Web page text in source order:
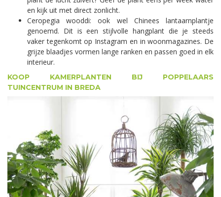
en kijk uit met direct zonlicht.
Ceropegia wooddi: ook wel Chinees lantaarnplantje
genoemd. Dit is een stijlvolle hangplant die je steeds
vaker tegenkomt op Instagram en in woonmagazines. De
grijze blaadjes vormen lange ranken en passen goed in elk
interieur.
KOOP KAMERPLANTEN BIJ POPPELAARS
TUINCENTRUM IN BREDA